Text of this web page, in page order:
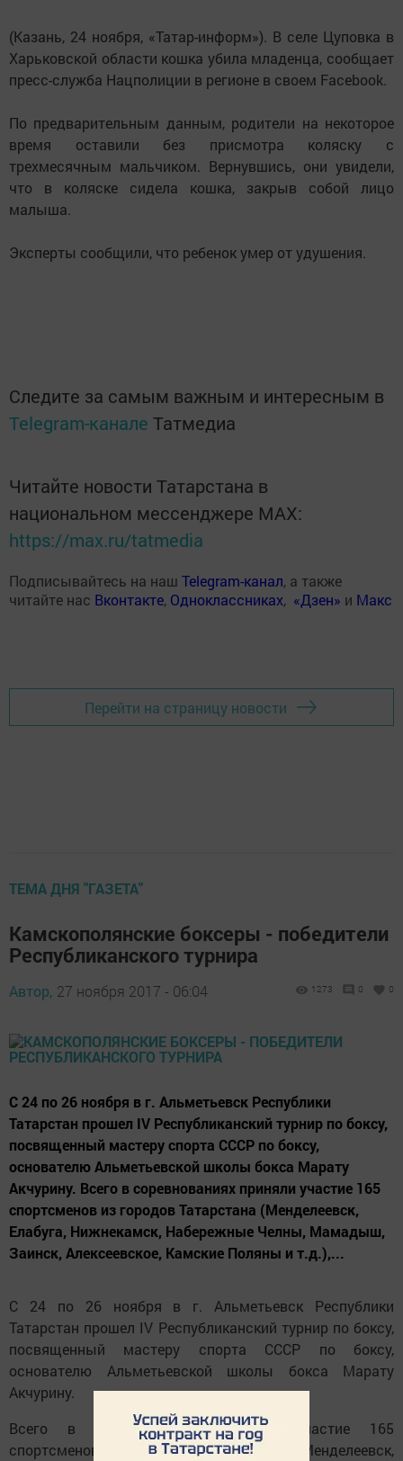
(Казань, 24 ноября, «Татар-информ»). В селе Цуповка в
Харьковской области кошка убила младенца, сообщает
пресс-служба Нацполиции в регионе в своем Facebook.
По предварительным данным, родители на некоторое
время оставили без присмотра коляску с
трехмесячным мальчиком. Вернувшись, они увидели,
что в коляске сидела кошка, закрыв собой лицо
малыша.
Эксперты сообщили, что ребенок умер от удушения.
Следите за самым важным и интересным в
Telegram-канале Татмедиа
Читайте новости Татарстана в
национальном мессенджере MАХ:
https://max.ru/tatmedia
Подписывайтесь на наш Telegram-канал, а также
читайте нас Вконтакте, Одноклассниках, «Дзен» и Макс
Перейти на страницу новости
ТЕМА ДНЯ "ГАЗЕТА"
Камскополянские боксеры - победители
Республиканского турнира
Автор, 27 ноября 2017 - 06:04 1273 0 0
С 24 по 26 ноября в г. Альметьевск Республики
Татарстан прошел IV Республиканский турнир по боксу,
посвященный мастеру спорта СССР по боксу,
основателю Альметьевской школы бокса Марату
Акчурину. Всего в соревнованиях приняли участие 165
спортсменов из городов Татарстана (Менделеевск,
Елабуга, Нижнекамск, Набережные Челны, Мамадыш,
Заинск, Алексеевское, Камские Поляны и т.д.),...
С 24 по 26 ноября в г. Альметьевск Республики
Татарстан прошел IV Республиканский турнир по боксу,
посвященный мастеру спорта СССР по боксу,
основателю Альметьевской школы бокса Марату
Акчурину.
Всего в соревнованиях приняли участие 165
спортсменов из городов Татарстана (Менделеевск,